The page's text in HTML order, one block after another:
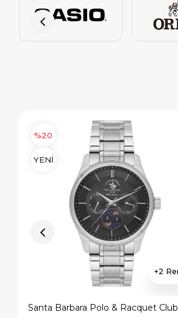
3
Santa Barbara Polo & Racquet Club
%20
YENİ